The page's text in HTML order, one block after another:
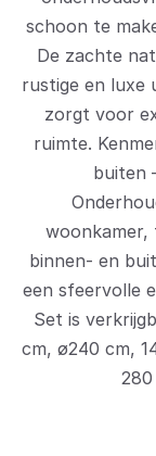
schoon te
De zachte
rustige en luxe
zorgt voor
ruimte.
buiten
binnen- en
een sfeervolle
Set is
cm, ø240 cm,